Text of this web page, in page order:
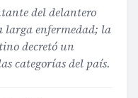
del delantero
larga enfermedad; la
decretó un
categorías del país.